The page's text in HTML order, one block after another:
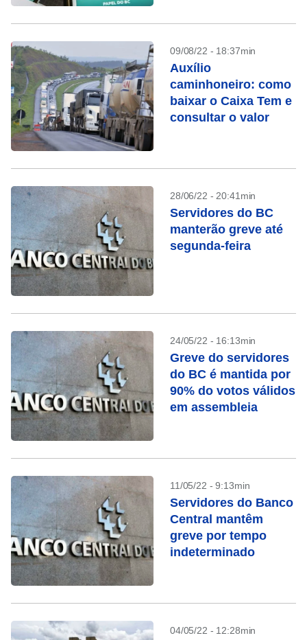
09/08/22 - 18:37min
Auxílio
caminhoneiro: como
baixar o Caixa Tem e
consultar o valor
28/06/22 - 20:41min
Servidores do BC
manterão greve até
segunda-feira
24/05/22 - 16:13min
Greve do servidores
do BC é mantida por
90% do votos válidos
em assembleia
11/05/22 - 9:13min
Servidores do Banco
Central mantêm
greve por tempo
indeterminado
04/05/22 - 12:28min